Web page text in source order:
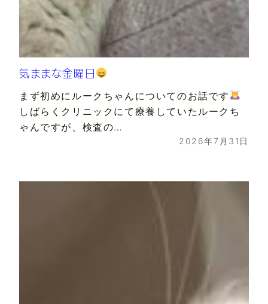
気ままな金曜日
まず初めにルークちゃんについてのお話です
しばらくクリニックにて療養していたルークち
ゃんですが、検査の…
2026年7月31日